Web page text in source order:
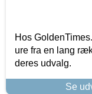
Hos
ure fra en lang
deres udvalg.
Se